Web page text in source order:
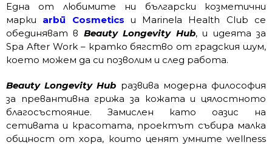
Една от любимите ни български козметични
марки arbū Cosmetics и Marinela Health Club се
обединяват в Beauty Longevity Hub, и идеята за
Spa After Work – кратко бягство от градския шум,
което можем да си позволим и след работа.
Beauty Longevity Hub развива модерна философия
за превантивна грижа за кожата и цялостното
благосъстояние. Замислен като оазис на
сетивата и красотата, проектът събира малка
общност от хора, които ценят умните wellness